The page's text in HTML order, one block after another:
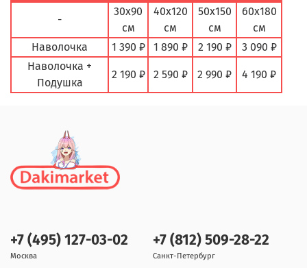
-
30х90
см
40х120
см
50х150
см
60х180
см
Наволочка
1 390 ₽ 1 890 ₽ 2 190 ₽
3 090 ₽
Наволочка +
Подушка
2 190 ₽ 2 590 ₽ 2 990 ₽ 4 190 ₽
+7 (495) 127-03-02
Москва
+7 (812) 509-28-22
Санкт-Петербург